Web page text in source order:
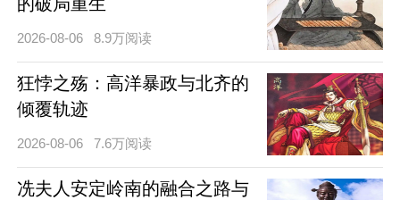
2026-08-06 8.9万阅读
狂悖之殇：高洋暴政与北齐的
倾覆轨迹
2026-08-06 7.6万阅读
冼夫人安定岭南的融合之路与